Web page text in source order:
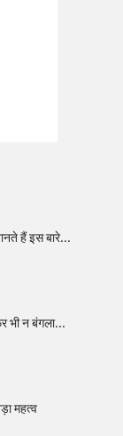
हैं इस बारे...
भी न बंगला...
महत्व